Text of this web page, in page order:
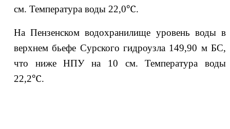
см. Температура воды 22,0℃.
На Пензенском водохранилище уровень воды в
верхнем бьефе Сурского гидроузла 149,90 м БС,
что ниже НПУ на 10 см. Температура воды
22,2℃.